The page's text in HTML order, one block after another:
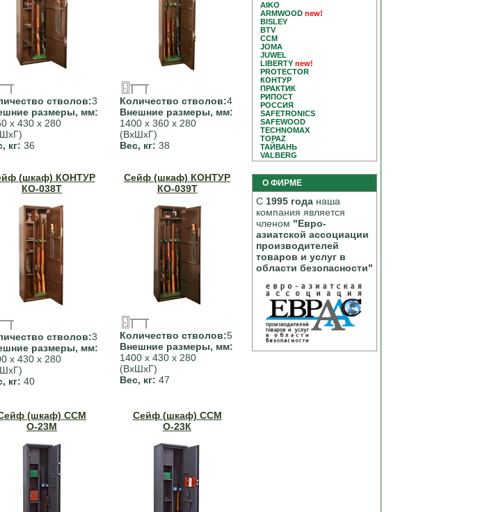
стволов:3
размеры, мм:
х 430 х 280
кг: 36
Количество стволов:4
Внешние размеры, мм:
1400 х 360 х 280
(ВхШхГ)
Вес, кг: 38
(шкаф) КОНТУР
КО-038Т
стволов:3
размеры, мм:
х 430 х 280
кг: 40
Сейф (шкаф) КОНТУР
КО-039Т
Количество стволов:5
Внешние размеры, мм:
1400 х 430 х 280
(ВхШхГ)
Вес, кг: 47
(шкаф) ССМ
О-23М
Сейф (шкаф) ССМ
О-23К
AIKO
ARMWOOD new!
BISLEY
BTV
CCM
JOMA
JUWEL
LIBERTY new!
PROTECTOR
КОНТУР
ПРАКТИК
РИПОСТ
РОССИЯ
SAFETRONICS
SAFEWOOD
TECHNOMAX
TOPAZ
ТАЙВАНЬ
VALBERG
О ФИРМЕ
С 1995 года наша
компания является
членом "Евро-
азиатской ассоциации
производителей
товаров и услуг в
области безопасности"